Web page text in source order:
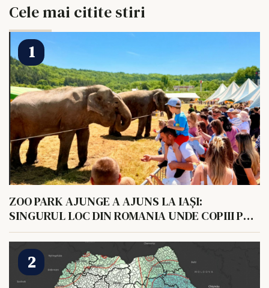
Cele mai citite stiri
ZOO PARK AJUNGE A AJUNS LA IAȘI:
SINGURUL LOC DIN ROMANIA UNDE COPIII POT
HRANI UN ELEFANT